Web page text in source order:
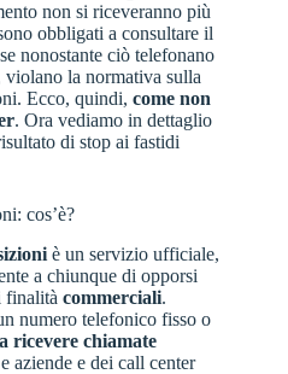
non si riceveranno più
obbligati a consultare il
nonostante ciò telefonano
violano la normativa sulla
Ecco, quindi, come non
. Ora vediamo in dettaglio
di stop ai fastidi
cos’è?
è un servizio ufficiale,
a chiunque di opporsi
finalità commerciali.
numero telefonico fisso o
ricevere chiamate
aziende e dei call center